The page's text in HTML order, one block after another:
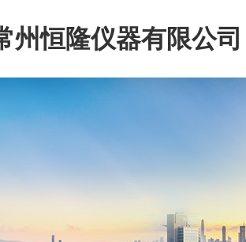
州恒隆仪器有限公司